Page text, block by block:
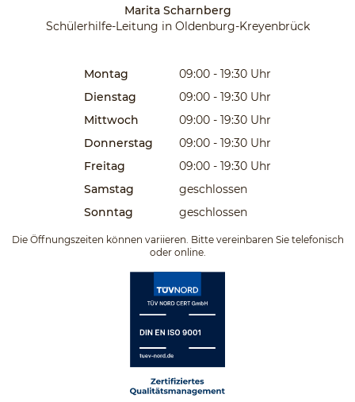
Marita Scharnberg
Schülerhilfe-Leitung in Oldenburg-Kreyenbrück
Montag 09:00 - 19:30 Uhr
Dienstag
09:00 - 19:30 Uhr
Mittwoch
09:00 - 19:30 Uhr
Donnerstag
09:00 - 19:30 Uhr
Freitag
09:00 - 19:30 Uhr
Samstag
geschlossen
Sonntag
geschlossen
Die Öffnungszeiten können variieren. Bitte vereinbaren Sie telefonisch
oder online.